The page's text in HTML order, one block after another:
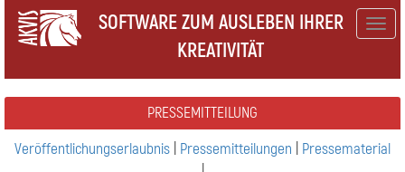
SOFTWARE ZUM AUSLEBEN IHRER
KREATIVITÄT
PRESSEMITTEILUNG
Veröffentlichungserlaubnis Pressemitteilungen
Pressematerial